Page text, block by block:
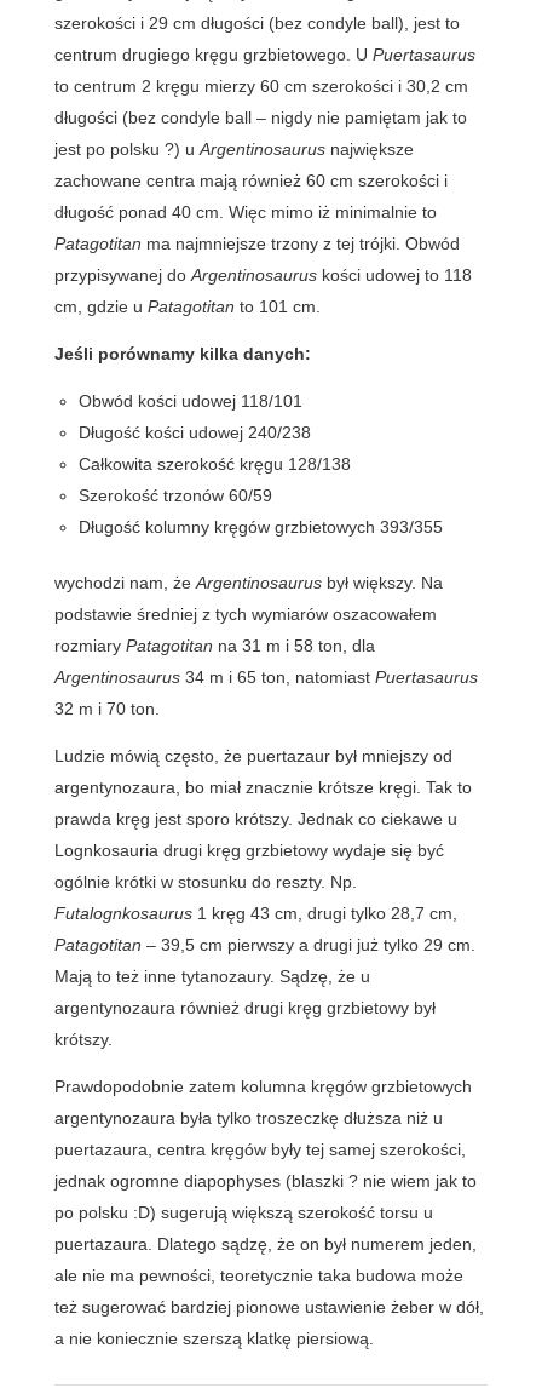
szerokości i 29 cm długości (bez condyle ball), jest to
centrum drugiego kręgu grzbietowego. U Puertasaurus
to centrum 2 kręgu mierzy 60 cm szerokości i 30,2 cm
długości (bez condyle ball – nigdy nie pamiętam jak to
jest po polsku ?) u Argentinosaurusnajwiększe
zachowane centra mają również 60 cm szerokości i
długość ponad 40 cm. Więc mimo iż minimalnie to
Patagotitan ma najmniejsze trzony z tej trójki. Obwód
przypisywanej do Argentinosauruskości udowej to 118
cm, gdzie u Patagotitan to 101 cm.
Jeśli porównamy kilka danych:
Obwód kości udowej 118/101
Długość kości udowej 240/238
Całkowita szerokość kręgu 128/138
Szerokość trzonów 60/59
Długość kolumny kręgów grzbietowych 393/355
wychodzi nam, że Argentinosaurusbył większy. Na
podstawie średniej z tych wymiarów oszacowałem
rozmiary Patagotitan na 31 m i 58 ton, dla
Argentinosaurus34 m i 65 ton, natomiast Puertasaurus
32 m i 70 ton.
Ludzie mówią często, że puertazaur był mniejszy od
argentynozaura, bo miał znacznie krótsze kręgi. Tak to
prawda kręg jest sporo krótszy. Jednak co ciekawe u
Lognkosauria drugi kręg grzbietowy wydaje się być
ogólnie krótki w stosunku do reszty. Np.
Futalognkosaurus1 kręg 43 cm, drugi tylko 28,7 cm,
Patagotitan – 39,5 cm pierwszy a drugi już tylko 29 cm.
Mają to też inne tytanozaury. Sądzę, że u
argentynozaura również drugi kręg grzbietowy był
krótszy.
Prawdopodobnie zatem kolumna kręgów grzbietowych
argentynozaura była tylko troszeczkę dłuższa niż u
puertazaura, centra kręgów były tej samej szerokości,
jednak ogromne diapophyses (blaszki ? nie wiem jak to
po polsku :D) sugerują większą szerokość torsu u
puertazaura. Dlatego sądzę, że on był numerem jeden,
ale nie ma pewności, teoretycznie taka budowa może
też sugerować bardziej pionowe ustawienie żeber w dół,
a nie koniecznie szerszą klatkę piersiową.